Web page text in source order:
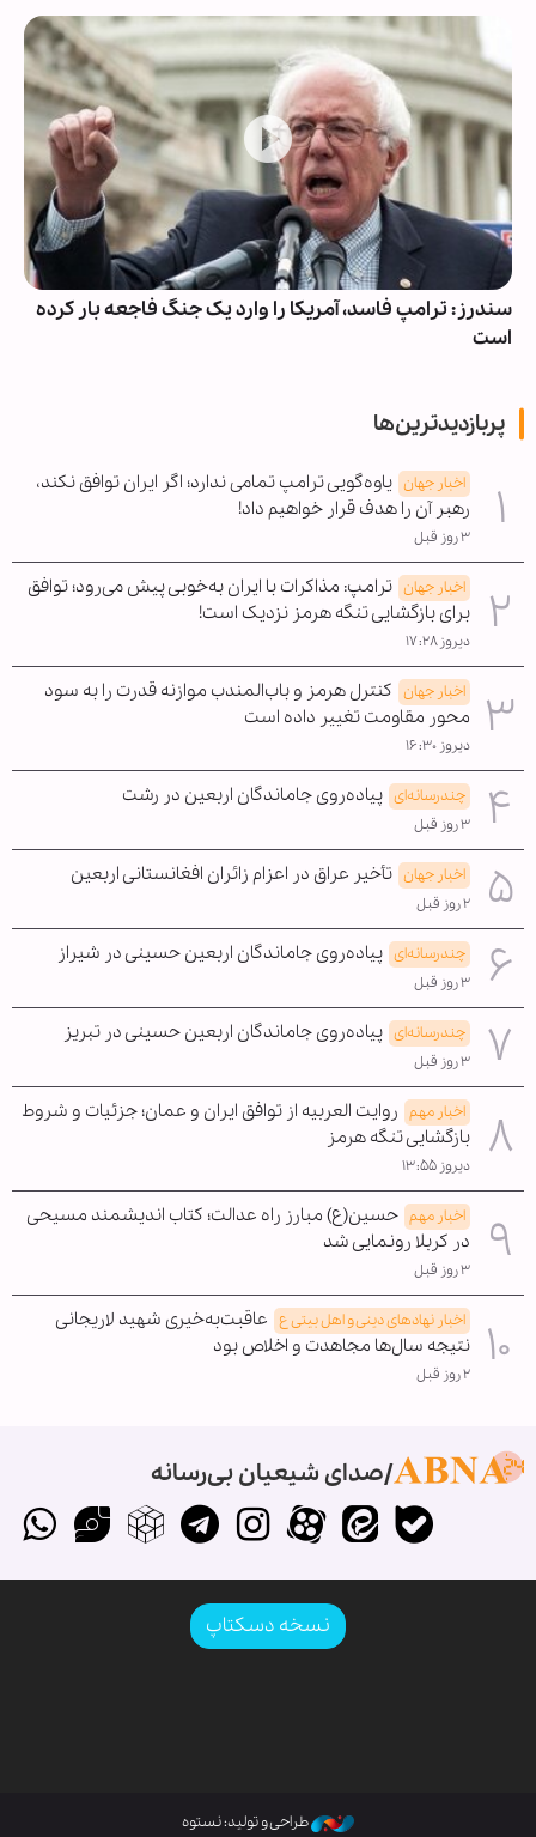
سندرز: ترامپ فاسد، آمریکا را وارد یک جنگ فاجعه بار کرده
است
پربازدیدترین‌ها
اخبار جهان یاوه‌گویی ترامپ تمامی ندارد؛ اگر ایران توافق نکند،
رهبر آن را هدف قرار خواهیم داد!
۳ روز قبل
اخبار جهان ترامپ: مذاکرات با ایران به‌خوبی پیش می‌رود؛ توافق
برای بازگشایی تنگه هرمز نزدیک است!
دیروز ۱۷:۲۸
اخبار جهان کنترل هرمز و باب‌المندب موازنه قدرت را به سود
محور مقاومت تغییر داده است
دیروز ۱۶:۳۰
چندرسانه‌ای پیاده‌روی جاماندگان اربعین در رشت
۳ روز قبل
اخبار جهان تأخیر عراق در اعزام زائران افغانستانی اربعین
۲ روز قبل
چندرسانه‌ای پیاده‌روی جاماندگان اربعین حسینی در شیراز
۳ روز قبل
چندرسانه‌ای پیاده‌روی جاماندگان اربعین حسینی در تبریز
۳ روز قبل
اخبار مهم روایت العربیه از توافق ایران و عمان؛ جزئیات و شروط
بازگشایی تنگه هرمز
دیروز ۱۳:۵۵
اخبار مهم حسین(ع) مبارز راه عدالت؛ کتاب اندیشمند مسیحی
در کربلا رونمایی شد
۳ روز قبل
اخبار نهادهای دینی و اهل بیتی ع عاقبت‌به‌خیری شهید لاریجانی
نتیجه سال‌ها مجاهدت و اخلاص بود
۲ روز قبل
صدای شیعیان بی‌رسانه
نسخه دسکتاپ
طراحی و تولید: نستوه